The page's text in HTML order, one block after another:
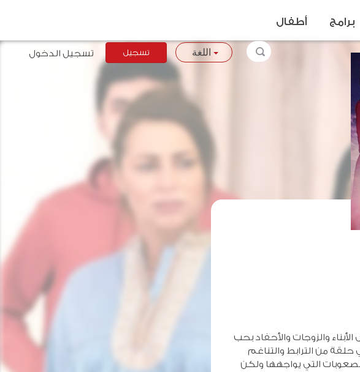
والزوجات والأحفاد بحب
حلقة من الترابط والتناغم
التي يواجهها ولكن
برامج أطفال
اللغة تسجيل تسجيل الدخول